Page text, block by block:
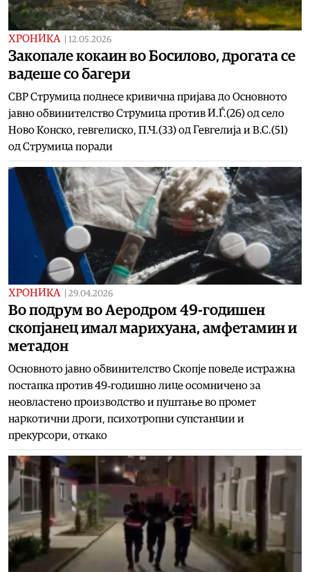
ХРОНИКА 12.05.2026
Закопале кокаин во Босилово, дрогата се
вадеше со багери
СВР Струмица поднесе кривична пријава до Основното
јавно обвинителство Струмица против И.Ѓ.(26) од село
Ново Конско, гевгелиско, П.Ч.(33) од Гевгелија и В.С.(51)
од Струмица поради
ХРОНИКА 29.04.2026
Во подрум во Аеродром 49-годишен
скопјанец имал марихуана, амфетамин и
метадон
Основното јавно обвинителство Скопје поведе истражна
постапка против 49‑годишно лице осомничено за
неовластено производство и пуштање во промет
наркотични дроги, психотропни супстанции и
прекурсори, откако